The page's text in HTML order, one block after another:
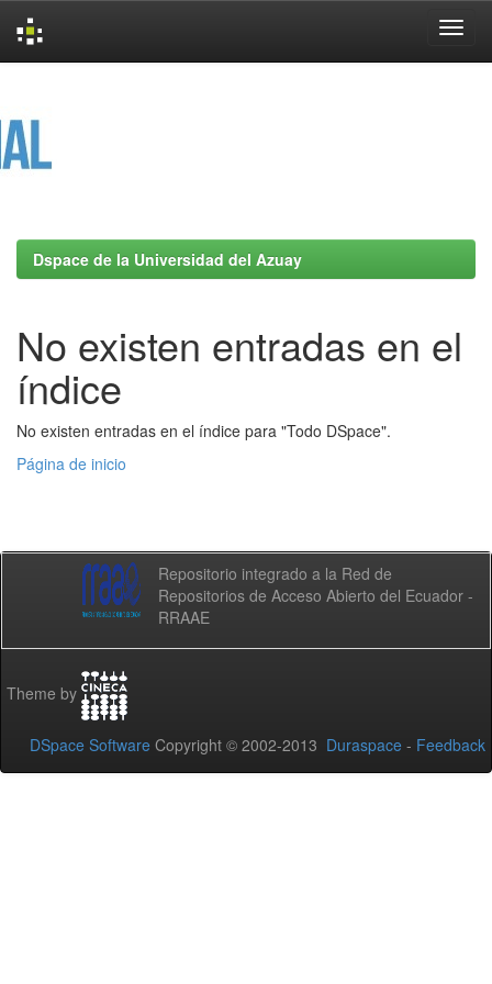
Dspace de la Universidad del Azuay
No existen entradas en el
índice
No existen entradas en el índice para "Todo DSpace".
Página de inicio
Repositorio integrado a la Red de
Repositorios de Acceso Abierto del Ecuador -
RRAAE
Theme by
DSpace Software Copyright © 2002-2013 Duraspace - Feedback